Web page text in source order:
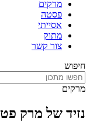
מרקים
פסטה
אסייתי
מתוק
צור קשר
חיפוש
מרקים
נזיד של מרק